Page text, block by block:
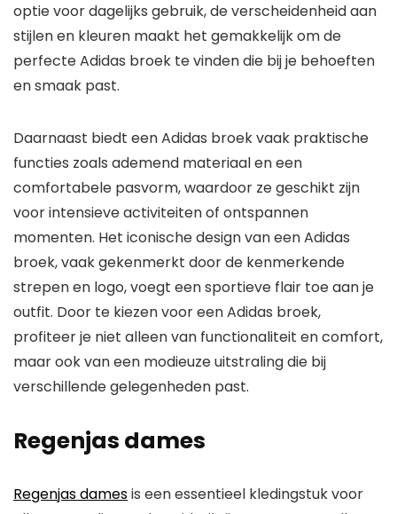
optie voor dagelijks gebruik, de verscheidenheid aan
stijlen en kleuren maakt het gemakkelijk om de
perfecte Adidas broek te vinden die bij je behoeften
en smaak past.
Daarnaast biedt een Adidas broek vaak praktische
functies zoals ademend materiaal en een
comfortabele pasvorm, waardoor ze geschikt zijn
voor intensieve activiteiten of ontspannen
momenten. Het iconische design van een Adidas
broek, vaak gekenmerkt door de kenmerkende
strepen en logo, voegt een sportieve flair toe aan je
outfit. Door te kiezen voor een Adidas broek,
profiteer je niet alleen van functionaliteit en comfort,
maar ook van een modieuze uitstraling die bij
verschillende gelegenheden past.
Regenjas dames
Regenjas damesis een essentieel kledingstuk voor